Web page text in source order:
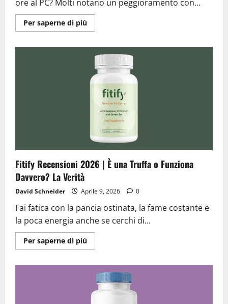
ore al PC? Molti notano un peggioramento con...
Per saperne di piùUlteriori
informazioni
2026
una
Truffa
Reale?
Verità
Nascosta
Fitify Recensioni 2026 | È una Truffa o Funziona
Davvero? La Verità
David Schneider Aprile 9, 2026 0
Fai fatica con la pancia ostinata, la fame costante e
la poca energia anche se cerchi di...
Per saperne di piùUlteriori
informazioni
2026
una